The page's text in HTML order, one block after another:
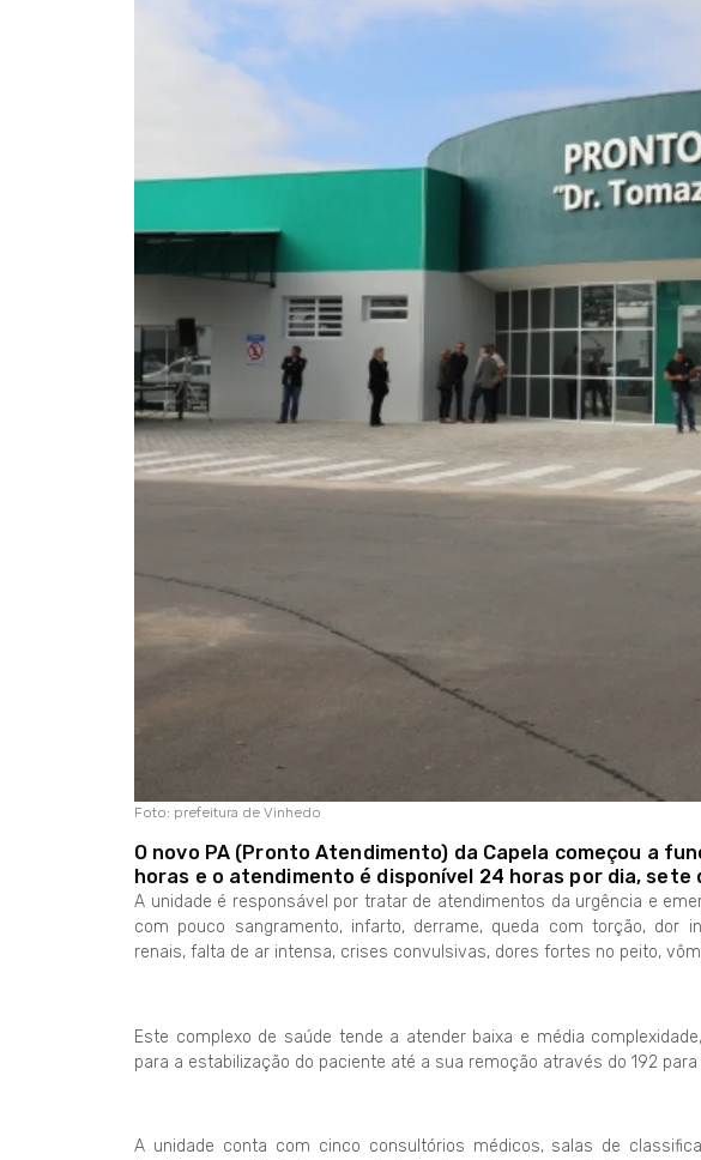
Foto: prefeitura de Vinhedo
O novo PA (Pronto Atendimento) da Capela começou a
horas e o atendimento é disponível 24 horas por dia, sete
A unidade é responsável por tratar de atendimentos da urgência e
com pouco sangramento, infarto, derrame, queda com torção, dor
renais, falta de ar intensa, crises convulsivas, dores fortes no peito,
Este complexo de saúde tende a atender baixa e média
para a estabilização do paciente até a sua remoção através do 192 para
A unidade conta com cinco consultórios médicos, salas de